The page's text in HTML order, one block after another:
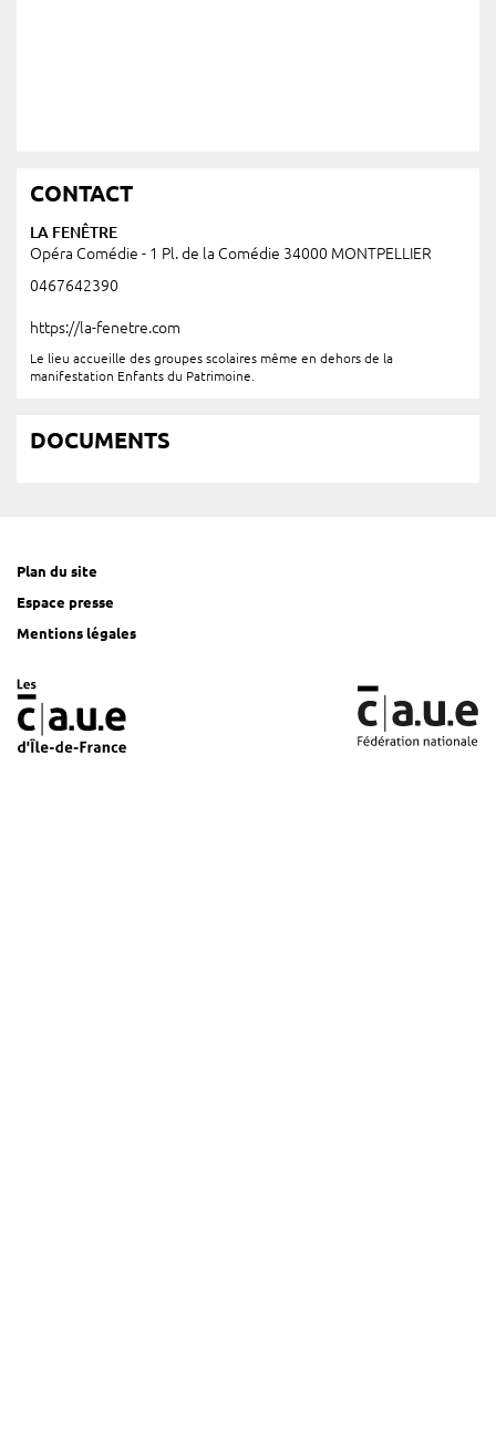
CONTACT
LA FENÊTRE
Opéra Comédie - 1 Pl. de la Comédie 34000 MONTPELLIER
0467642390
https://la-fenetre.com
Le lieu accueille des groupes scolaires même en dehors de la
manifestation Enfants du Patrimoine.
DOCUMENTS
Plan du site
Espace presse
Mentions légales